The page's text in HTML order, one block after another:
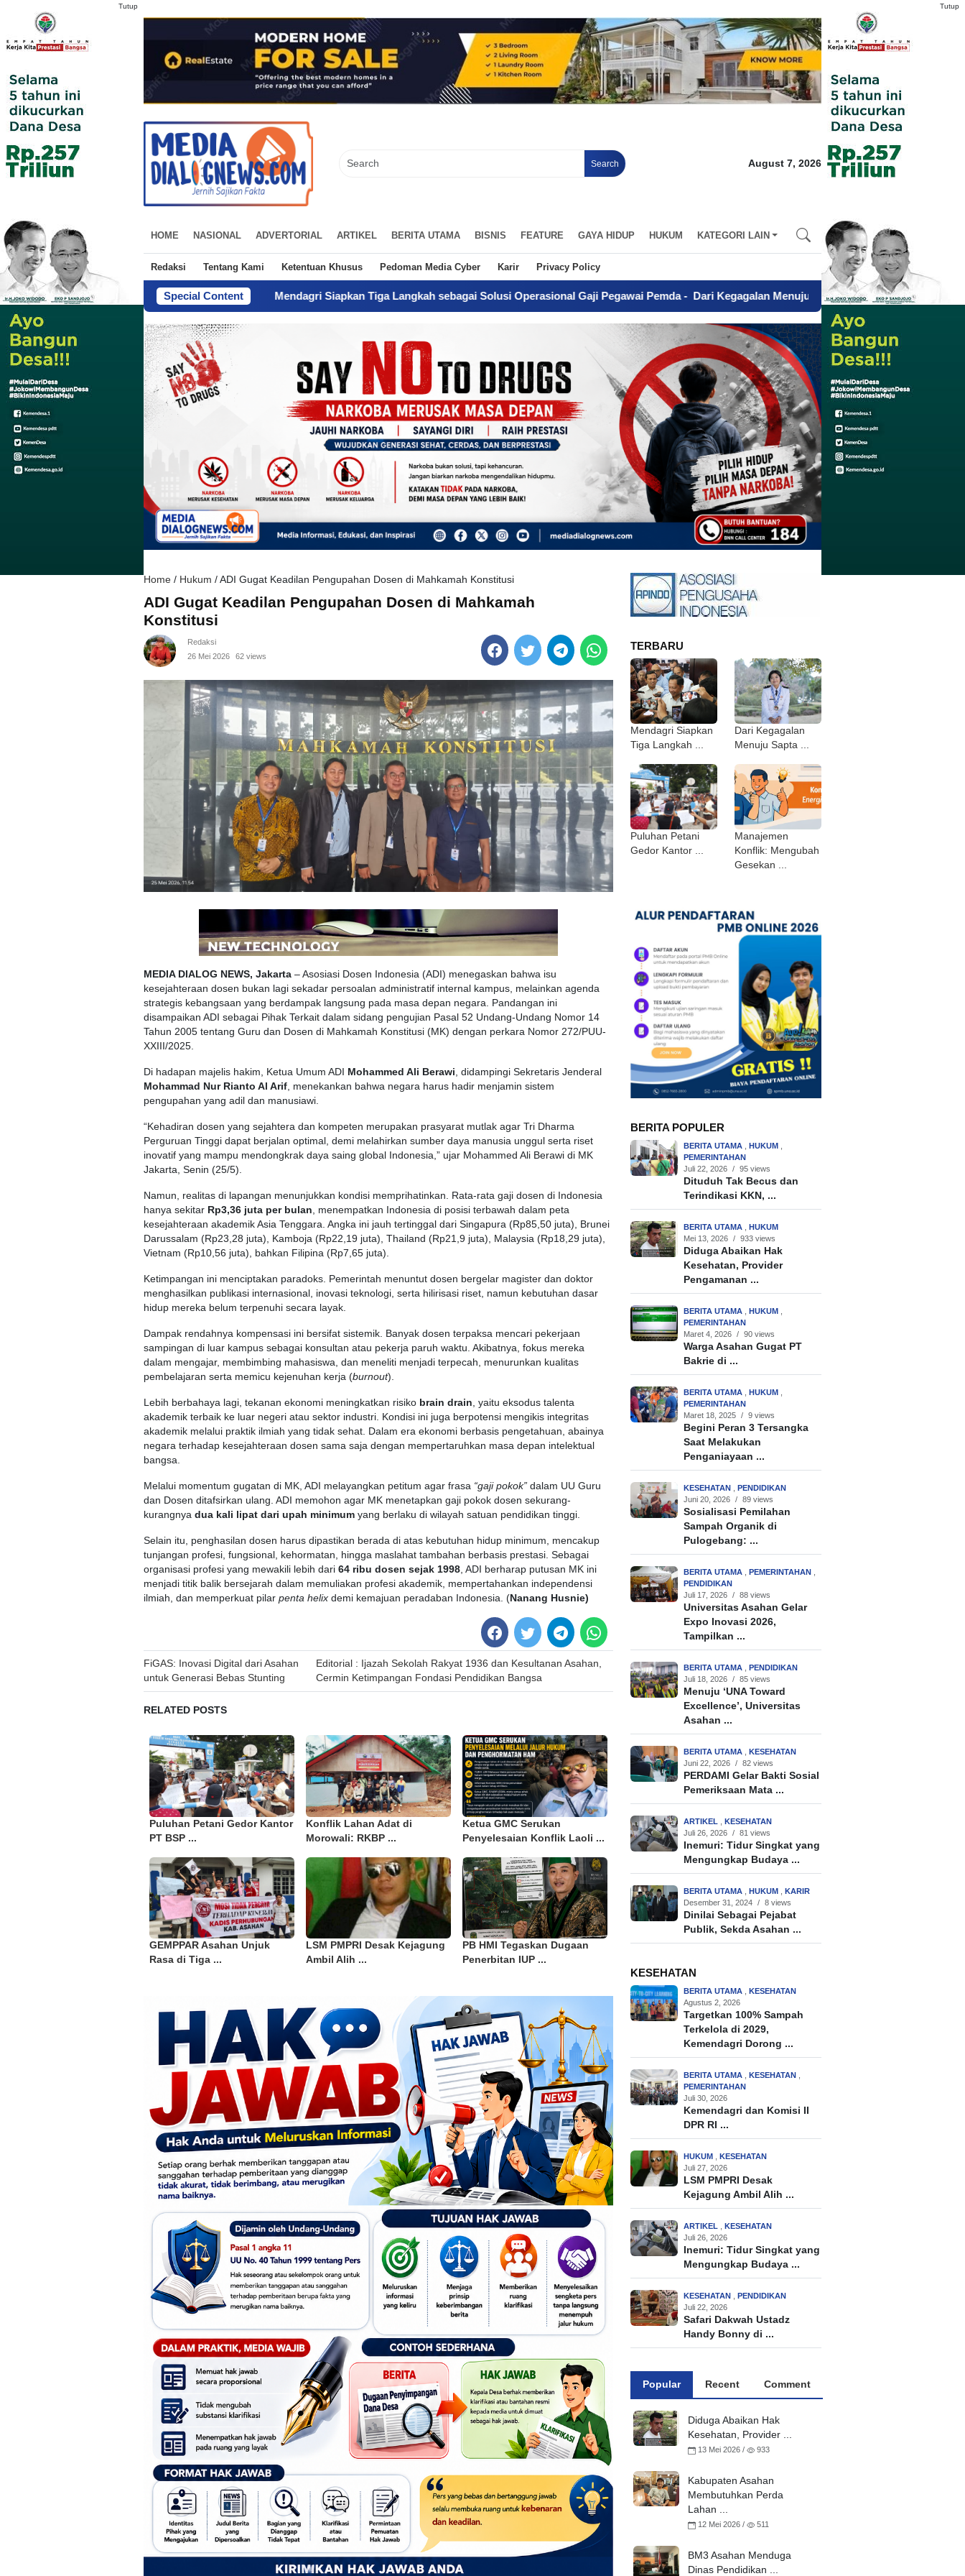
Search August 7, 2026
HOME NASIONAL ADVERTORIAL ARTIKEL BERITA UTAMA BISNIS FEATURE GAYA HIDUP HUKUM KATEGORI LAIN
Redaksi Tentang Kami Ketentuan Khusus Pedoman Media Cyber Karir Privacy Policy
Special ContentMendagri Siapkan Tiga Langkah sebagai Solusi Operasional Gaji Pegawai Pemda- Dari Kegagalan Menuju Sapta Abdi Praja, Charina Anggie
Home / Hukum / ADI Gugat Keadilan Pengupahan Dosen di Mahkamah Konstitusi
ADI Gugat Keadilan Pengupahan Dosen di Mahkamah
Konstitusi
Redaksi
26 Mei 2026
62 views
MEDIA DIALOG NEWS, Jakarta – Asosiasi Dosen Indonesia (ADI) menegaskan bahwa isu
kesejahteraan dosen bukan lagi sekadar persoalan administratif internal kampus, melainkan agenda
strategis kebangsaan yang berdampak langsung pada masa depan negara. Pandangan ini
disampaikan ADI sebagai Pihak Terkait dalam sidang pengujian Pasal 52 Undang-Undang Nomor 14
Tahun 2005 tentang Guru dan Dosen di Mahkamah Konstitusi (MK) dengan perkara Nomor 272/PUU-
XXIII/2025.
Di hadapan majelis hakim, Ketua Umum ADI Mohammed Ali Berawi , didampingi Sekretaris Jenderal
Mohammad Nur Rianto Al Arif , menekankan bahwa negara harus hadir menjamin sistem
pengupahan yang adil dan manusiawi.
“Kehadiran dosen yang sejahtera dan kompeten merupakan prasyarat mutlak agar Tri Dharma
Perguruan Tinggi dapat berjalan optimal, demi melahirkan sumber daya manusia unggul serta riset
inovatif yang mampu mendongkrak daya saing global Indonesia,” ujar Mohammed Ali Berawi di MK
Jakarta, Senin (25/5).
Namun, realitas di lapangan menunjukkan kondisi memprihatinkan. Rata-rata gaji dosen di Indonesia
hanya sekitar Rp3,36 juta per bulan , menempatkan Indonesia di posisi terbawah dalam peta
kesejahteraan akademik Asia Tenggara. Angka ini jauh tertinggal dari Singapura (Rp85,50 juta), Brunei
Darussalam (Rp23,28 juta), Kamboja (Rp22,19 juta), Thailand (Rp21,9 juta), Malaysia (Rp18,29 juta),
Vietnam (Rp10,56 juta), bahkan Filipina (Rp7,65 juta).
Ketimpangan ini menciptakan paradoks. Pemerintah menuntut dosen bergelar magister dan doktor
menghasilkan publikasi internasional, inovasi teknologi, serta hilirisasi riset, namun kebutuhan dasar
hidup mereka belum terpenuhi secara layak.
Dampak rendahnya kompensasi ini bersifat sistemik. Banyak dosen terpaksa mencari pekerjaan
sampingan di luar kampus sebagai konsultan atau pekerja paruh waktu. Akibatnya, fokus mereka
dalam mengajar, membimbing mahasiswa, dan meneliti menjadi terpecah, menurunkan kualitas
pembelajaran serta memicu kejenuhan kerja (burnout).
Lebih berbahaya lagi, tekanan ekonomi meningkatkan risiko brain drain , yaitu eksodus talenta
akademik terbaik ke luar negeri atau sektor industri. Kondisi ini juga berpotensi mengikis integritas
akademik melalui praktik ilmiah yang tidak sehat. Dalam era ekonomi berbasis pengetahuan, abainya
negara terhadap kesejahteraan dosen sama saja dengan mempertaruhkan masa depan intelektual
bangsa.
Melalui momentum gugatan di MK, ADI melayangkan petitum agar frasa “gaji pokok” dalam UU Guru
dan Dosen ditafsirkan ulang. ADI memohon agar MK menetapkan gaji pokok dosen sekurang-
kurangnya dua kali lipat dari upah minimum yang berlaku di wilayah satuan pendidikan tinggi.
Selain itu, penghasilan dosen harus dipastikan berada di atas kebutuhan hidup minimum, mencakup
tunjangan profesi, fungsional, kehormatan, hingga maslahat tambahan berbasis prestasi. Sebagai
organisasi profesi yang mewakili lebih dari 64 ribu dosen sejak 1998 , ADI berharap putusan MK ini
menjadi titik balik bersejarah dalam memuliakan profesi akademik, mempertahankan independensi
ilmiah, dan memperkuat pilar penta helix demi kemajuan peradaban Indonesia. (Nanang Husnie)
Post
navigation
FiGAS: Inovasi Digital dari Asahan
untuk Generasi Bebas Stunting
Editorial : Ijazah Sekolah Rakyat 1936 dan Kesultanan Asahan,
Cermin Ketimpangan Fondasi Pendidikan Bangsa
RELATED POSTS
Puluhan Petani Gedor Kantor
PT BSP ...
Konflik Lahan Adat di
Morowali: RKBP ...
Ketua GMC Serukan
Penyelesaian Konflik Laoli ...
GEMPPAR Asahan Unjuk
Rasa di Tiga ...
LSM PMPRI Desak Kejagung
Ambil Alih ...
PB HMI Tegaskan Dugaan
Penerbitan IUP ...
TERBARU
Mendagri Siapkan
Tiga Langkah ...
Dari Kegagalan
Menuju Sapta ...
Puluhan Petani
Gedor Kantor ...
Manajemen
Konflik: Mengubah
Gesekan ...
BERITA POPULER
BERITA UTAMA , HUKUM ,
PEMERINTAHAN
Juli 22, 2026
/ 95 views
Dituduh Tak Becus dan
Terindikasi KKN, ...
BERITA UTAMA , HUKUM
Mei 13, 2026
/ 933 views
Diduga Abaikan Hak
Kesehatan, Provider
Pengamanan ...
BERITA UTAMA , HUKUM ,
PEMERINTAHAN
Maret 4, 2026
/ 90 views
Warga Asahan Gugat PT
Bakrie di ...
BERITA UTAMA , HUKUM ,
PEMERINTAHAN
Maret 18, 2025
/ 9 views
Begini Peran 3 Tersangka
Saat Melakukan
Penganiayaan ...
KESEHATAN , PENDIDIKAN
Juni 20, 2026
/ 89 views
Sosialisasi Pemilahan
Sampah Organik di
Pulogebang: ...
BERITA UTAMA , PEMERINTAHAN ,
PENDIDIKAN
Juli 17, 2026
/ 88 views
Universitas Asahan Gelar
Expo Inovasi 2026,
Tampilkan ...
BERITA UTAMA , PENDIDIKAN
Juli 18, 2026
/ 85 views
Menuju ‘UNA Toward
Excellence’, Universitas
Asahan ...
BERITA UTAMA , KESEHATAN
Juni 22, 2026
/ 82 views
PERDAMI Gelar Bakti Sosial
Pemeriksaan Mata ...
ARTIKEL , KESEHATAN
Juli 26, 2026
/ 81 views
Inemuri: Tidur Singkat yang
Mengungkap Budaya ...
BERITA UTAMA , HUKUM , KARIR
Desember 31, 2024
/ 8 views
Dinilai Sebagai Pejabat
Publik, Sekda Asahan ...
KESEHATAN
BERITA UTAMA , KESEHATAN
Agustus 2, 2026
Targetkan 100% Sampah
Terkelola di 2029,
Kemendagri Dorong ...
BERITA UTAMA , KESEHATAN ,
PEMERINTAHAN
Juli 30, 2026
Kemendagri dan Komisi II
DPR RI ...
HUKUM , KESEHATAN
Juli 27, 2026
LSM PMPRI Desak
Kejagung Ambil Alih ...
ARTIKEL , KESEHATAN
Juli 26, 2026
Inemuri: Tidur Singkat yang
Mengungkap Budaya ...
KESEHATAN , PENDIDIKAN
Juli 22, 2026
Safari Dakwah Ustadz
Handy Bonny di ...
Popular Recent Comment
Diduga Abaikan Hak
Kesehatan, Provider ...
13 Mei 2026 / 933
Kabupaten Asahan
Membutuhkan Perda
Lahan ...
12 Mei 2026 / 511
BM3 Asahan Menduga
Dinas Pendidikan ...
Tutup
Tutup